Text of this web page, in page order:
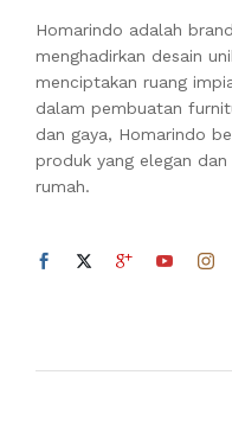
Homarindo adalah
menghadirkan desain
menciptakan ruang
dalam pembuatan
dan gaya, Homarindo
produk yang elegan
rumah.